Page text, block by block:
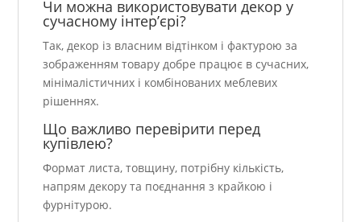
Чи можна використовувати декор у
сучасному інтер’єрі?
Так, декор із власним відтінком і фактурою за
зображенням товару добре працює в сучасних,
мінімалістичних і комбінованих меблевих
рішеннях.
Що важливо перевірити перед
купівлею?
Формат листа, товщину, потрібну кількість,
напрям декору та поєднання з крайкою і
фурнітурою.